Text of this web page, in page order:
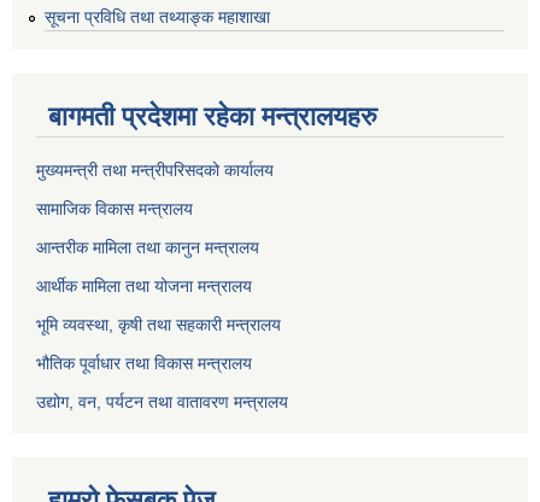
सूचना प्रविधि तथा तथ्याङ्क महाशाखा
बागमती प्रदेशमा रहेका मन्त्रालयहरु
मुख्यमन्त्री तथा मन्त्रीपरिसदको कार्यालय
सामाजिक विकास मन्त्रालय
आन्तरीक मामिला तथा कानुन मन्त्रालय
आर्थीक मामिला तथा योजना मन्त्रालय
भूमि व्यवस्था, कृषी तथा सहकारी मन्त्रालय
भौतिक पूर्वाधार तथा विकास मन्त्रालय
उद्योग, वन, पर्यटन तथा वातावरण मन्त्रालय